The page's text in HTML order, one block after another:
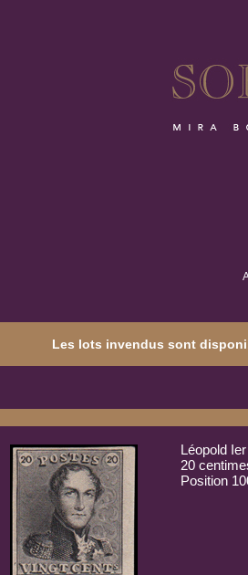
Les lots invendus sont
Léopold
20
Position